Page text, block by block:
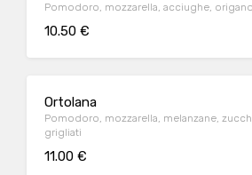
Pomodoro, mozzarella, acciughe, origano
10.50 €
Ortolana
Pomodoro, mozzarella, melanzane,
grigliati
11.00 €